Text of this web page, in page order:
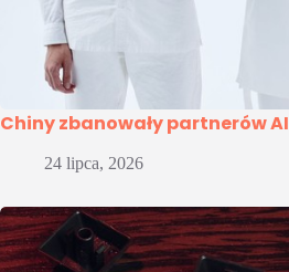
Chiny zbanowały partnerów AI
24 lipca, 2026